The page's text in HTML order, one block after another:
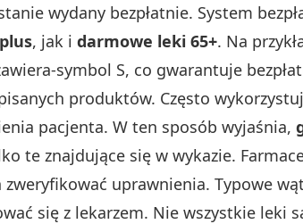
wydany bezpłatnie. System
, jak i darmowe leki 65+. Na
symbol S, co gwarantuje
produktów. Często
pacjenta. W ten sposób wyjaśnia,
te znajdujące się w wykazie.
uprawnienia. Typowe
się z lekarzem. Nie wszystkie